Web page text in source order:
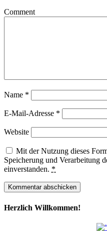
Comment
Name *
E-Mail-Adresse *
Website
Mit der Nutzung dieses
Speicherung und Verarbeitung
einverstanden. *
Herzlich Willkommen!